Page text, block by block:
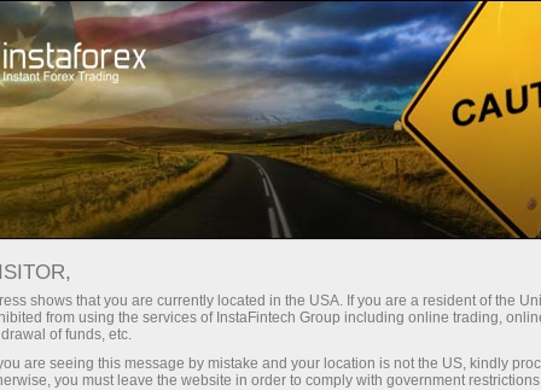
مع إنستا فوركس، يمكنك الوصول إلى
إلى 1:5000، وبعض من أفضل فروق
صغير الحجم
30% مكافأة
لكل إيداع
shows that you are currently located in the USA. If you are a resident of the
from using the services of InstaFintech Group including online trading,
of funds, etc.
are seeing this message by mistake and your location is not the US, kindly
you must leave the website in order to comply with government